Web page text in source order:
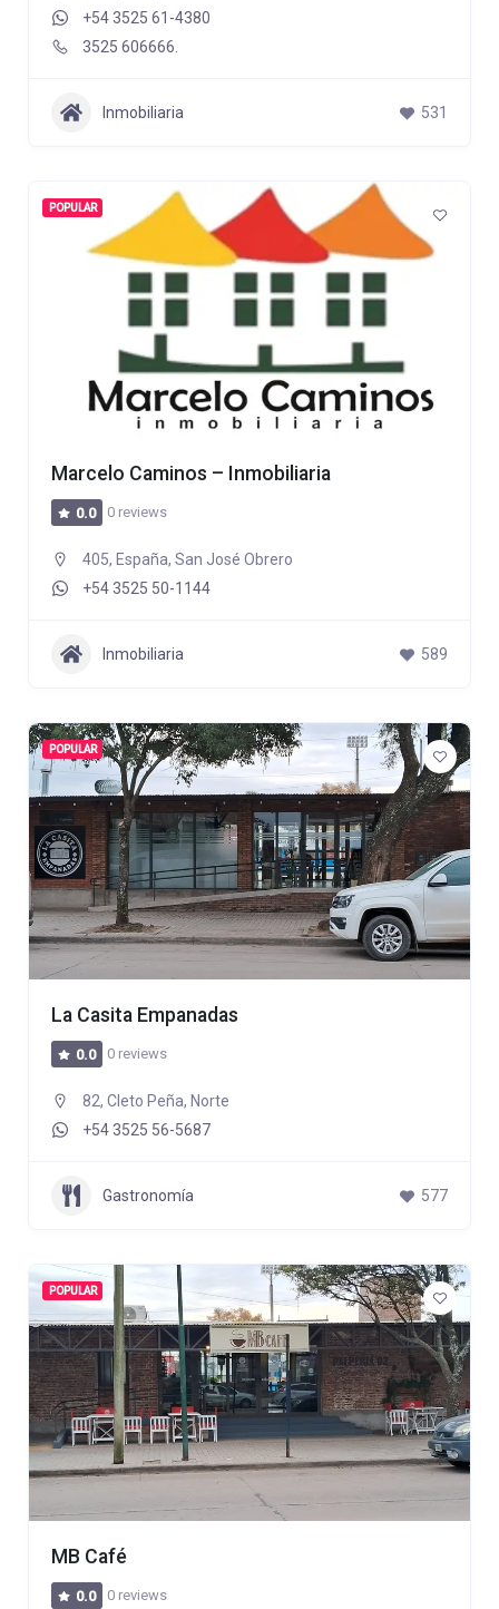
+54 3525 61-4380
3525 606666.
Inmobiliaria 531
POPULAR
Marcelo Caminos – Inmobiliaria
0.0 0 reviews
405, España, San José Obrero
+54 3525 50-1144
Inmobiliaria 589
POPULAR
La Casita Empanadas
0.0 0 reviews
82, Cleto Peña, Norte
+54 3525 56-5687
Gastronomía 577
POPULAR
MB Café
0.0 0 reviews